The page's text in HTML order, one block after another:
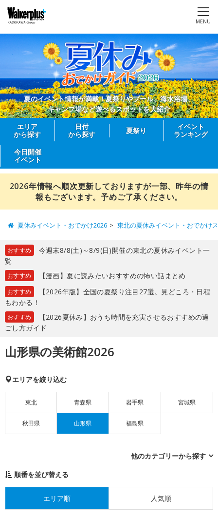
MENU
夏のイベント情報が満載！夏祭りやプール、海水浴場、
キャンプ場など遊べるスポットを大紹介
エリア
から探す
日付
から探す
夏祭り
イベント
ランキング
今日開催
イベント
2026年情報へ順次更新しておりますが一部、昨年の情
報もございます。予めご了承ください。
夏休みイベント・おでかけ2026 東北の夏休みイベント・おでかけ
おすすめ
今週末8/8(土)～8/9(日)開催の東北の夏休みイベント一
覧
おすすめ 【漫画】夏に読みたいおすすめの怖い話まとめ
おすすめ
【2026年版】全国の夏祭り注目27選。見どころ・日程
もわかる！
おすすめ
【2026夏休み】おうち時間を充実させるおすすめの過
ごし方ガイド
山形県の美術館2026
エリアを絞り込む
東北 青森県 岩手県 宮城県
秋田県 山形県 福島県
他のカテゴリーから探す
順番を並び替える
エリア順 人気順